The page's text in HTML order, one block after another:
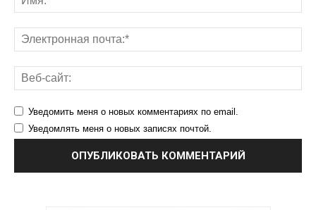
Уведомить меня о новых комментариях по email.
Уведомлять меня о новых записях почтой.